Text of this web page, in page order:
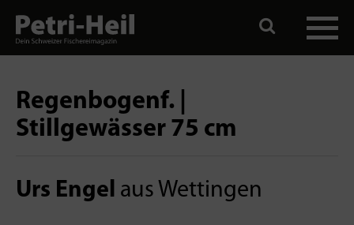
Regenbogenf. |
Stillgewässer 75 cm
Urs Engel aus Wettingen